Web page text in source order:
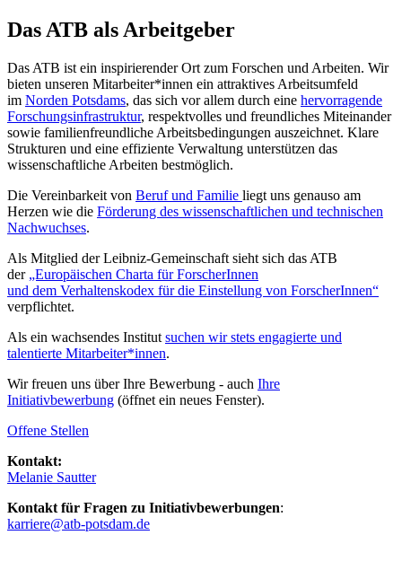
Das ATB als Arbeitgeber
Das ATB ist ein inspirierender Ort zum Forschen und Arbeiten. Wir
bieten unseren Mitarbeiter*innen ein attraktives Arbeitsumfeld
im Norden Potsdams, das sich vor allem durch eine hervorragende
Forschungsinfrastruktur, respektvolles und freundliches Miteinander
sowie familienfreundliche Arbeitsbedingungen auszeichnet. Klare
Strukturen und eine effiziente Verwaltung unterstützen das
wissenschaftliche Arbeiten bestmöglich.
Die Vereinbarkeit von Beruf und Familie liegt uns genauso am
Herzen wie die Förderung des wissenschaftlichen und technischen
Nachwuchses.
Als Mitglied der Leibniz-Gemeinschaft sieht sich das ATB
der „Europäischen Charta für ForscherInnen
und dem Verhaltenskodex für die Einstellung von ForscherInnen“
verpflichtet.
Als ein wachsendes Institut suchen wir stets engagierte und
talentierte Mitarbeiter*innen.
Wir freuen uns über Ihre Bewerbung - auch Ihre
Initiativbewerbung (öffnet ein neues Fenster).
Offene Stellen
Kontakt:
Melanie Sautter
Kontakt für Fragen zu Initiativbewerbungen:
karriere@atb-potsdam.de